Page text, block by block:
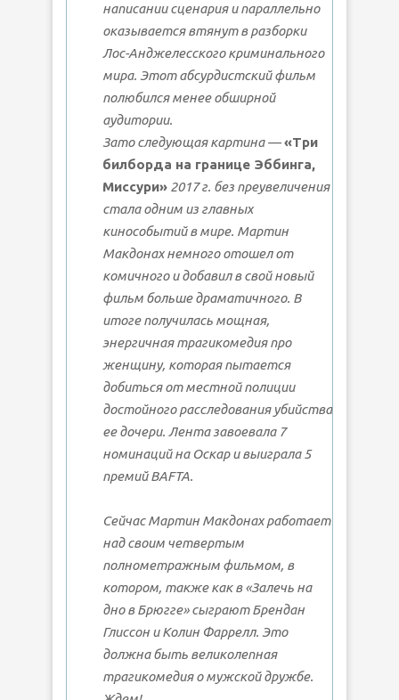
написании сценария и параллельно
оказывается втянут в разборки
Лос-Анджелесского криминального
мира. Этот абсурдистский фильм
полюбился менее обширной
аудитории.
Зато следующая картина —«Три
билборда на границе Эббинга,
Миссури» 2017 г. без преувеличения
стала одним из главных
кинособытий в мире. Мартин
Макдонах немного отошел от
комичного и добавил в свой новый
фильм больше драматичного. В
итоге получилась мощная,
энергичная трагикомедия про
женщину, которая пытается
добиться от местной полиции
достойного расследования убийства
ее дочери. Лента завоевала 7
номинаций на Оскар и выиграла 5
премий BAFTA.
Сейчас Мартин Макдонах работает
над своим четвертым
полнометражным фильмом, в
котором, также как в «Залечь на
дно в Брюгге» сыграют Брендан
Глиссон и Колин Фаррелл. Это
должна быть великолепная
трагикомедия о мужской дружбе.